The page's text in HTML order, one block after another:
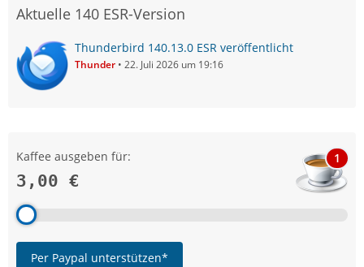
Aktuelle 140 ESR-Version
Thunderbird 140.13.0 ESR veröffentlicht
Thunder 22. Juli 2026 um 19:16
Kaffee ausgeben für:
3,00 €
1
Per Paypal unterstützen*